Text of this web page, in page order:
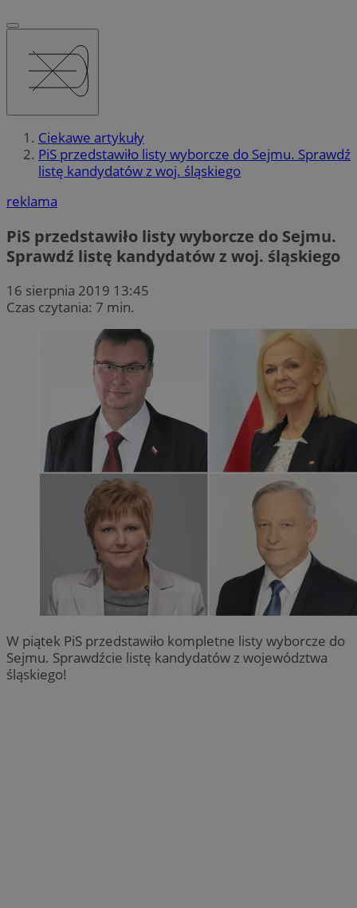
Ciekawe artykuły
PiS przedstawiło listy wyborcze do Sejmu. Sprawdź
listę kandydatów z woj. śląskiego
reklama
PiS przedstawiło listy wyborcze do Sejmu.
Sprawdź listę kandydatów z woj. śląskiego
16 sierpnia 2019 13:45
Czas czytania: 7 min.
W piątek PiS przedstawiło kompletne listy wyborcze do
Sejmu. Sprawdźcie listę kandydatów z województwa
śląskiego!